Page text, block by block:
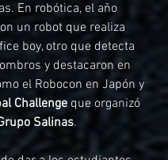
En robótica, el año
un robot que realiza
boy, otro que detecta
y destacaron en
el Robocon en Japón y
Challenge que organizó
Salinas.